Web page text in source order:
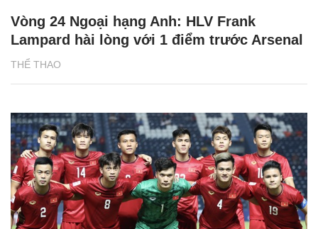
THỂ THAO
Vòng 24 Ngoại hạng Anh: HLV Frank
Lampard hài lòng với 1 điểm trước Arsenal